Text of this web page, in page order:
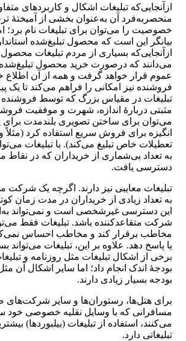
ازآنجایی‌که تبلیغات اشکال و کاربردهای
منحصربه‌فرد آن به‌عنوان بخشی از آمیختۀ
خصوصیت را می‌توان برای تبلیغات نام برد؛
بیانگر این است که محصول تبلیغ‌شده
ازآنجایی‌که بسیاری از مردم تبلیغات محصول
می‌دانند که درصورت خرید محصول
عموم قرار خواهد گرفت و همه از آن اطلاع
فروشنده نیز امکانی را فراهم می‌کند تا یک
تبلیغات در مقیاس بزرگ که توسط فروشنده
مثبتی دربارۀ اندازه، شهرت و موفقیت
می‌توان برای ساختن تصویری بلندمدت برای
انگیزه برای فروش سریع استفاده کرد
تعطیلات خاص تبلیغ می‌کند). با تبلیغات
به تعداد بی‌شماری از خریداران که در نقاط
دسترسی یافت.
تبلیغات معایبی نیز دارند. اگرچه یک شرکت
به تعداد زیادی از خریداران در مدت زمان
این دسترسی غیرشخصی است و نمی‌تواند
شرکت متقاعدکننده باشد. تبلیغات فقط
مخاطب برقرار کند و مخاطب احساس
یا پاسخ دهد. علاوه بر این، تبلیغات می‌تواند
برخی از اشکال تبلیغات مثل روزنامه و
بودجۀ اندک انجام داد؛ اما سایر اشکال آن مثل
بودجه بسیار زیادی دارند.
برای هتل‌ها، رستوران‌ها و سایر شرکت‌های
مسافرانی که با وسایل نقلیه خصوصی
می‌کنند، استفاده از تبلیغات (بیلبوردها)
تبلیغاتی دارد.